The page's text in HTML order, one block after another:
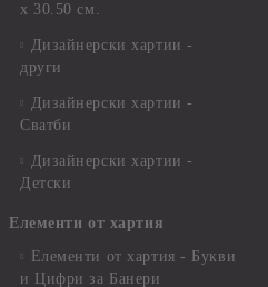
x 30.50 см.
Дизайнерски хартии -
други
Дизайнерски хартии -
Сватби
Дизайнерски хартии -
Детски
Елементи от хартия
Елементи от хартия - Букви
и Цифри за Банери